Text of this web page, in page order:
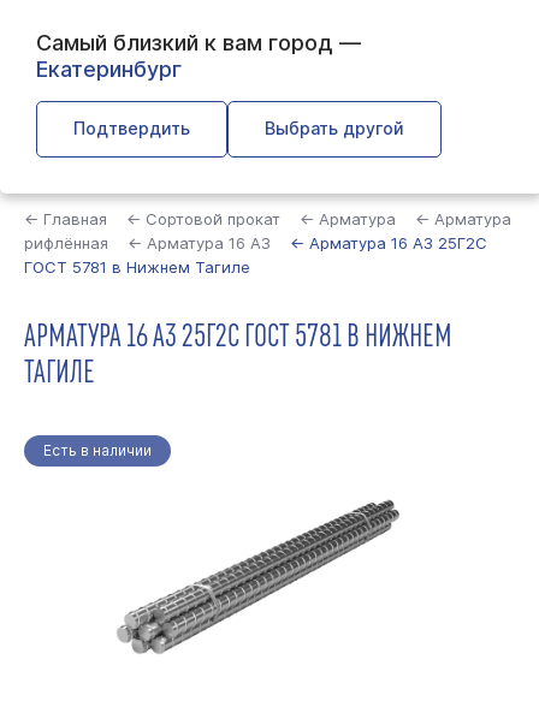
Самый близкий к вам город —
Екатеринбург
Подтвердить Выбрать другой
← Главная ← Сортовой прокат ← Арматура
← Арматура
рифлённая
← Арматура 16 А3
← Арматура 16 А3 25Г2С
ГОСТ 5781 в Нижнем Тагиле
АРМАТУРА 16 А3 25Г2С ГОСТ 5781 В НИЖНЕМ
ТАГИЛЕ
Есть в наличии